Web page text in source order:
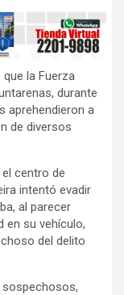
la Fuerza
durante
aprehendieron a
de diversos
centro de
intentó evadir
al parecer
en su vehículo,
del delito
sospechosos,